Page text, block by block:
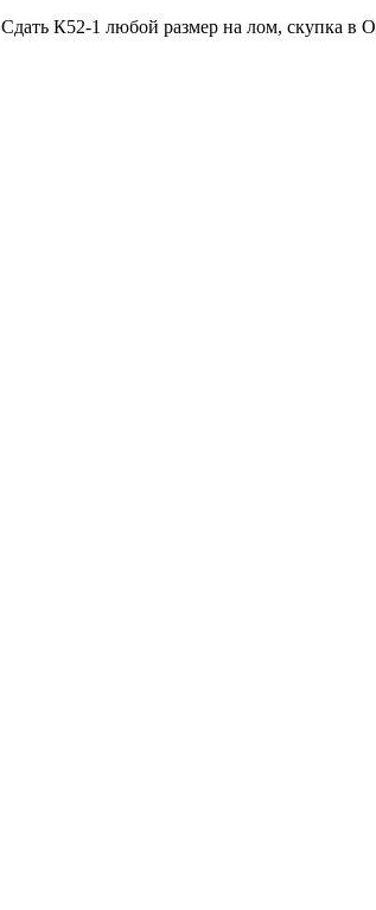
Сдать К52-1 любой размер на лом, скупка в